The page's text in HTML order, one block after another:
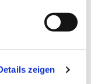
zeigen